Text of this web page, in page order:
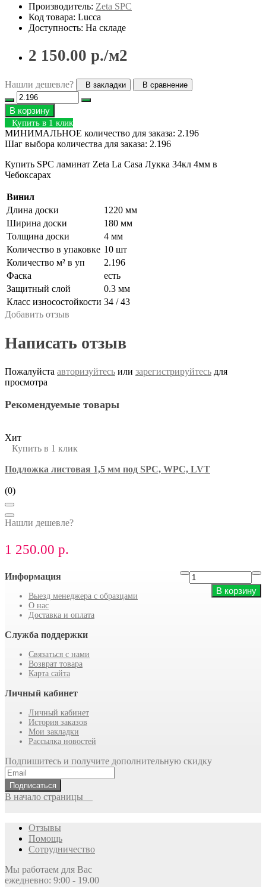
Производитель: Zeta SPC
Код товара: Lucca
Доступность: На складе
2 150.00 р./м2
Нашли дешевле? В закладки В сравнение
В корзину
Купить в 1 клик
МИНИМАЛЬНОЕ количество для заказа: 2.196
Шаг выбора количества для заказа: 2.196
Купить SPC ламинат Zeta La Casa Лукка 34кл 4мм в
Чебоксарах
Винил
Длина доски
1220 мм
Ширина доски
180 мм
Толщина доски
4 мм
Количество в упаковке 10 шт
Количество м² в уп
2.196
Фаска
есть
Защитный слой
0.3 мм
Класс износостойкости 34 / 43
Добавить отзыв
Написать отзыв
Пожалуйста авторизуйтесь или зарегистрируйтесь для
просмотра
Рекомендуемые товары
Хит
Купить в 1 клик
Подложка листовая 1,5 мм под SPC, WPC, LVT
(0)
Нашли дешевле?
1 250.00 р.
В корзину
Информация
Выезд менеджера с образцами
О нас
Доставка и оплата
Служба поддержки
Связаться с нами
Возврат товара
Карта сайта
Личный кабинет
Личный кабинет
История заказов
Мои закладки
Рассылка новостей
Подпишитесь и получите дополнительную скидку
Подписаться
В начало страницы
Отзывы
Помощь
Сотрудничество
Мы работаем для Вас
ежедневно: 9:00 - 19.00